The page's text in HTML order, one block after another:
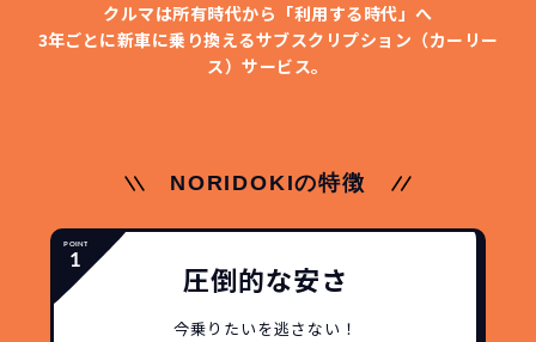
クルマは所有時代から「利用する時代」へ
3年ごとに新車に乗り換えるサブスクリプション（カーリー
ス）サービス。
NORIDOKIの特徴
圧倒的な安さ
今乗りたいを逃さない！
どこよりも安くご契約いただけます！
頭金不要で超低価格！憧れのクルマが手軽に乗れ
安さの秘密
短期間だから安心！
に新車なので故障の心配がありませんし、急なラ
月々定額料金で安心
金など一切不要！月々「定額料金」をお支払い